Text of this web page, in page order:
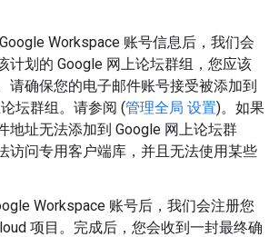
Workspace 账号信息后，我们会
计划的 Google 网上论坛群组，您应该
请确保您的电子邮件账号接受被添加到
坛群组。请参阅 (管理全局 设置)。如果
地址无法添加到 Google 网上论坛群
访问专用客户端库，并且无法使用某些
Workspace 账号后，我们会注册您
项目。完成后，您会收到一封最终确